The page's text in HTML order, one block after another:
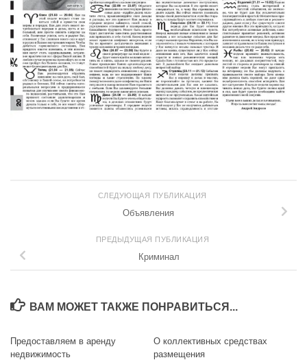
СЛЕДУЮЩАЯ ПУБЛИКАЦИЯ
Объявления
ПРЕДЫДУЩАЯ ПУБЛИКАЦИЯ
Криминал
ВАМ МОЖЕТ ТАКЖЕ ПОНРАВИТЬСЯ...
Предоставляем в аренду
недвижимость
О коллективных средствах
размещения